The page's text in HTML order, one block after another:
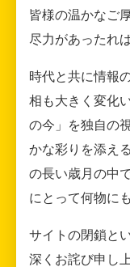
皆様の温かなご
尽力があったれ
時代と共に情報
相も大きく変化
の今」を独自の
かな彩りを添え
の長い歳月の中
にとって何物に
サイトの閉鎖と
深くお詫び申し